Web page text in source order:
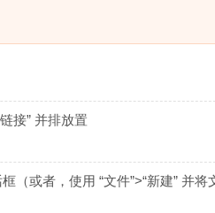
接” 并排放置
（或者，使用 “文件”>“新建” 并将